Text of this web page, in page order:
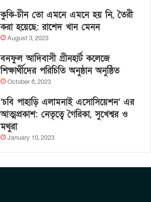
কুকি-চীন তো এমনে এমনে হয় নি, তৈরী
করা হয়েছে: রাশেদ খান মেনন
August 3, 2023
বনফুল আদিবাসী গ্রীনহার্ট কলেজে
শিক্ষার্থীদের পরিচিতি অনুষ্ঠান অনুষ্ঠিত
October 8, 2023
‘চবি পাহাড়ি এলামনাই এসোসিয়েশন’ এর
আত্মপ্রকাশ: নেতৃত্বে গৈরিকা, সুখেশ্বর ও
মথুরা
January 10, 2023